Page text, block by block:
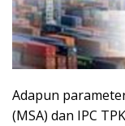
Adapun
(MSA) dan IPC